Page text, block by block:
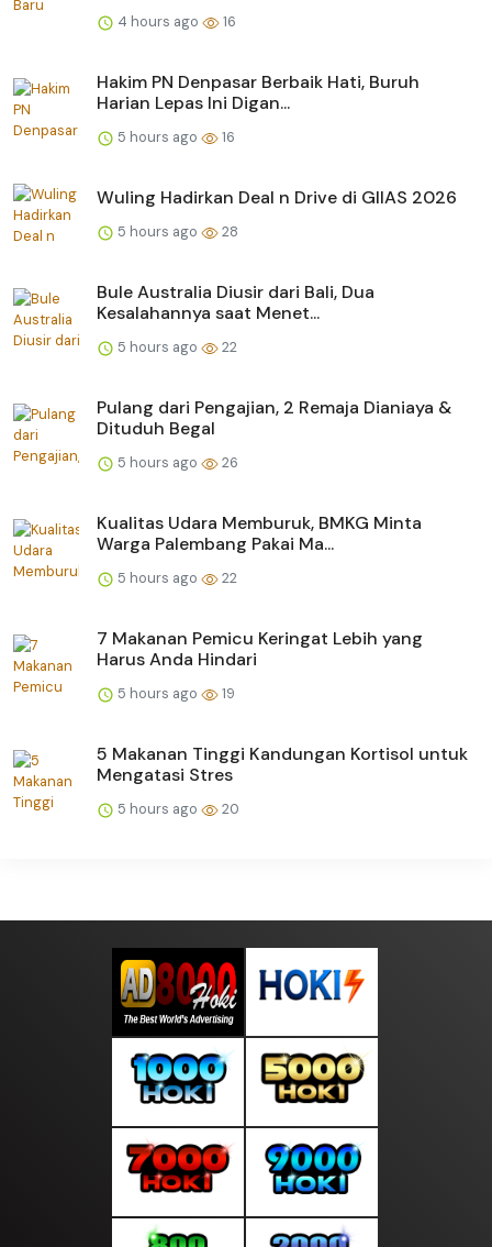
4 hours ago 16
Hakim PN Denpasar Berbaik Hati, Buruh
Harian Lepas Ini Digan...
5 hours ago 16
Wuling Hadirkan Deal n Drive di GIIAS 2026
5 hours ago 28
Bule Australia Diusir dari Bali, Dua
Kesalahannya saat Menet...
5 hours ago 22
Pulang dari Pengajian, 2 Remaja Dianiaya &
Dituduh Begal
5 hours ago 26
Kualitas Udara Memburuk, BMKG Minta
Warga Palembang Pakai Ma...
5 hours ago 22
7 Makanan Pemicu Keringat Lebih yang
Harus Anda Hindari
5 hours ago 19
5 Makanan Tinggi Kandungan Kortisol untuk
Mengatasi Stres
5 hours ago 20